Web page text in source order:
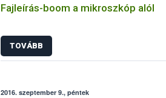
Fajleírás-boom a mikroszkóp alól
TOVÁBB
2016. szeptember 9., péntek